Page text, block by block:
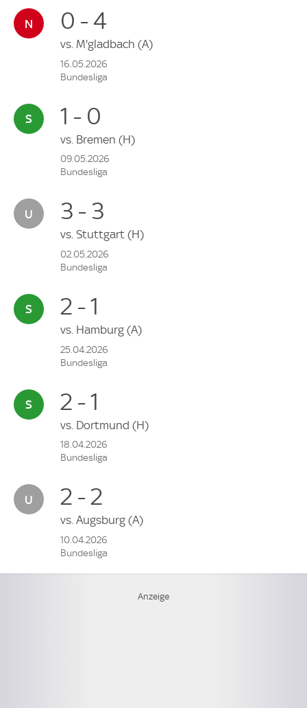
0 - 4
vs. M'gladbach (A)
16.05.2026
Bundesliga
1 - 0
vs. Bremen (H)
09.05.2026
Bundesliga
3 - 3
vs. Stuttgart (H)
02.05.2026
Bundesliga
2 - 1
vs. Hamburg (A)
25.04.2026
Bundesliga
2 - 1
vs. Dortmund (H)
18.04.2026
Bundesliga
2 - 2
vs. Augsburg (A)
10.04.2026
Bundesliga